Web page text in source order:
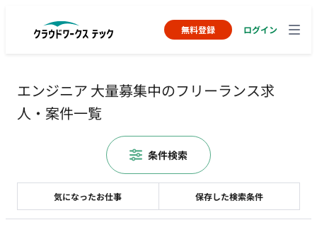
無料登録 ログイン
エンジニア 大量募集中のフリーランス求
人・案件一覧
気になったお仕事 保存した検索条件
条件検索